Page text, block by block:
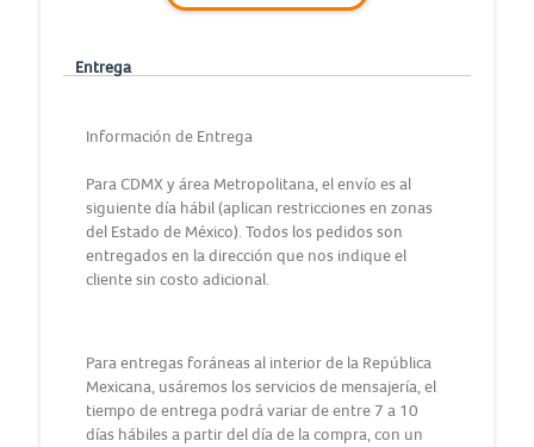
Entrega
Información de Entrega
Para CDMX y área Metropolitana, el envío es al
siguiente día hábil (aplican restricciones en zonas
del Estado de México). Todos los pedidos son
entregados en la dirección que nos indique el
cliente sin costo adicional.
Para entregas foráneas al interior de la República
Mexicana, usáremos los servicios de mensajería, el
tiempo de entrega podrá variar de entre 7 a 10
días hábiles a partir del día de la compra, con un